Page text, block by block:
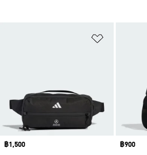
Price
฿1,500
Price
฿900